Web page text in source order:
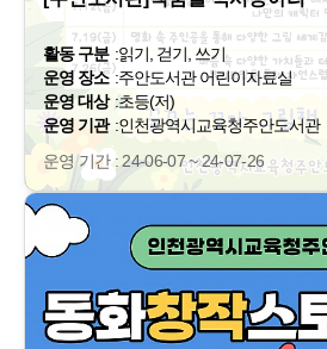
활동 구분 :읽기, 걷기, 쓰기
운영 장소 :주안도서관 어린이자료실
운영 대상 :초등(저)
운영 기관 :인천광역시교육청주안도서관
운영 기간 : 24-06-07 ~ 24-07-26